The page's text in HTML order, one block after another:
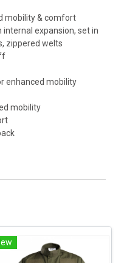
mobility & comfort
expansion, set in
zippered welts
enhanced mobility
mobility